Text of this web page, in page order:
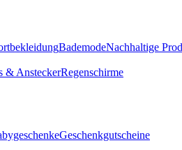
BademodeNachhaltige
& AnsteckerRegenschirme
Geschenkgutscheine